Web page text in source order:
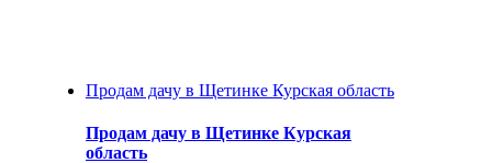
Продам дачу в Щетинке Курская область
Продам дачу в Щетинке Курская
область